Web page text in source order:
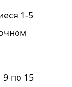
1-5
9 по 15